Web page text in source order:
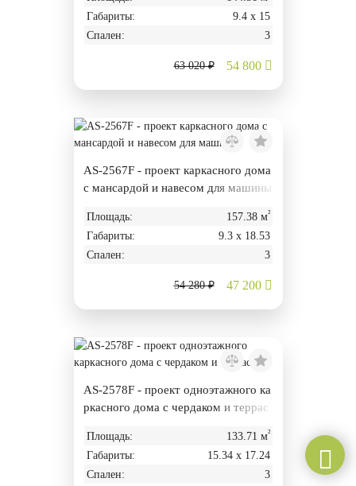
Габариты:
9.4 х 15
Спален:
3
63 020 ₽ 54 800
AS-2567F - проект каркасного дома
с мансардой и навесом для машины
Площадь: 157.38 м²
Габариты:
9.3 х 18.53
Спален:
3
54 280 ₽ 47 200
AS-2578F - проект одноэтажного ка
ркасного дома с чердаком и террас
Площадь: 133.71 м²
Габариты:
15.34 х 17.24
Спален:
3